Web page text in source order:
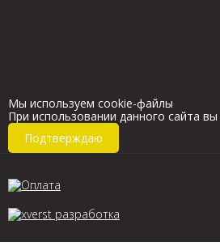
Мы используем cookie-файлы
При использовании данного сайта
Подтверждаю
разработка